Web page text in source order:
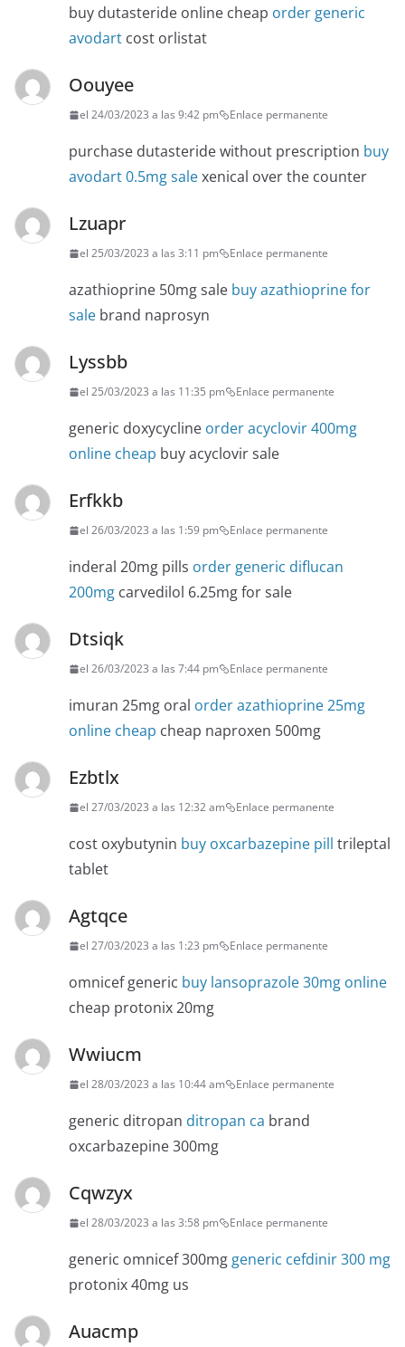
buy dutasteride online cheap order generic
avodart cost orlistat
Oouyee
el 24/03/2023 a las 9:42 pm Enlace permanente
purchase dutasteride without prescription buy
avodart 0.5mg salexenical over the counter
Lzuapr
el 25/03/2023 a las 3:11 pm Enlace permanente
azathioprine 50mg sale buy azathioprine for
sale brand naprosyn
Lyssbb
el 25/03/2023 a las 11:35 pm Enlace permanente
generic doxycycline order acyclovir 400mg
online cheap buy acyclovir sale
Erfkkb
el 26/03/2023 a las 1:59 pm Enlace permanente
inderal 20mg pills order generic diflucan
200mg carvedilol 6.25mg for sale
Dtsiqk
el 26/03/2023 a las 7:44 pm Enlace permanente
imuran 25mg oral order azathioprine 25mg
online cheap cheap naproxen 500mg
Ezbtlx
el 27/03/2023 a las 12:32 am Enlace permanente
cost oxybutynin buy oxcarbazepine pill trileptal
tablet
Agtqce
el 27/03/2023 a las 1:23 pm Enlace permanente
omnicef generic buy lansoprazole 30mg online
cheap protonix 20mg
Wwiucm
el 28/03/2023 a las 10:44 am Enlace permanente
generic ditropan ditropan ca brand
oxcarbazepine 300mg
Cqwzyx
el 28/03/2023 a las 3:58 pm Enlace permanente
generic omnicef 300mg generic cefdinir 300 mg
protonix 40mg us
Auacmp